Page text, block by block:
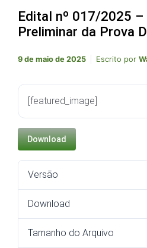
Edital nº 017/2025 –
Preliminar da Prova
9 de maio de 2025 Escrito por
[featured_image]
Download
Versão
Download
Tamanho do Arquivo